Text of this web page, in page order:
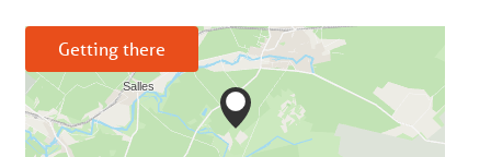
Getting there